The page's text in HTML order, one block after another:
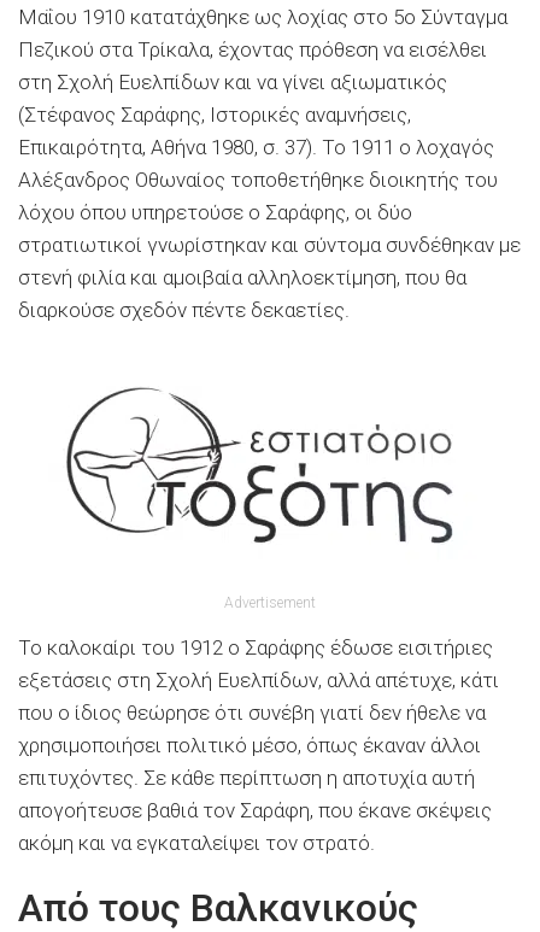
Μαΐου 1910 κατατάχθηκε ως λοχίας στο 5ο Σύνταγμα
Πεζικού στα Τρίκαλα, έχοντας πρόθεση να εισέλθει
στη Σχολή Ευελπίδων και να γίνει αξιωματικός
(Στέφανος Σαράφης, Ιστορικές αναμνήσεις,
Επικαιρότητα, Αθήνα 1980, σ. 37). Το 1911 ο λοχαγός
Αλέξανδρος Οθωναίος τοποθετήθηκε διοικητής του
λόχου όπου υπηρετούσε ο Σαράφης, οι δύο
στρατιωτικοί γνωρίστηκαν και σύντομα συνδέθηκαν με
στενή φιλία και αμοιβαία αλληλοεκτίμηση, που θα
διαρκούσε σχεδόν πέντε δεκαετίες.
Advertisement
Το καλοκαίρι του 1912 ο Σαράφης έδωσε εισιτήριες
εξετάσεις στη Σχολή Ευελπίδων, αλλά απέτυχε, κάτι
που ο ίδιος θεώρησε ότι συνέβη γιατί δεν ήθελε να
χρησιμοποιήσει πολιτικό μέσο, όπως έκαναν άλλοι
επιτυχόντες. Σε κάθε περίπτωση η αποτυχία αυτή
απογοήτευσε βαθιά τον Σαράφη, που έκανε σκέψεις
ακόμη και να εγκαταλείψει τον στρατό.
Από τους Βαλκανικούς